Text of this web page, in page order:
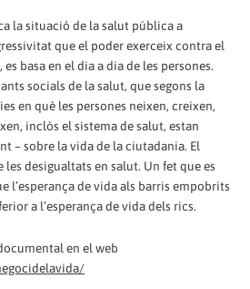
la situació de la salut pública a
que el poder exerceix contra el
basa en el dia a dia de les persones.
socials de la salut, que segons la
en què les persones neixen, creixen,
inclòs el sistema de salut, estan
– sobre la vida de la ciutadania. El
les desigualtats en salut. Un fet que es
l’esperança de vida als barris empobrits
a l’esperança de vida dels rics.
en el web